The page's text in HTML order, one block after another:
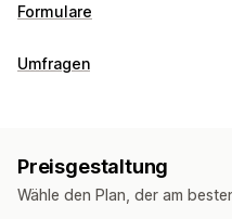
Formulare
Formulararten
Großhandel
Umfragen
Drag-&-Drop-Editor
Datei-Upload Vorlagen
Preisgestaltung
Wähle den Plan, der am